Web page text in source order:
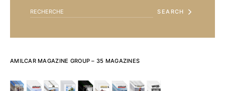
SEARCH
AMILCAR MAGAZINE GROUP – 35 MAGAZINES